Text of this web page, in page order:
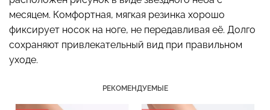
месяцем. Комфортная, мягкая резинка хорошо
фиксирует носок на ноге, не передавливая её. Долго
сохраняют привлекательный вид при правильном
уходе.
РЕКОМЕНДУЕМЫЕ
LEGGINGS (черный) Giulia
482 грн. 689 грн.
талией TRACKS 01
(черный) Giulia
275 грн.549 грн.